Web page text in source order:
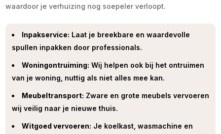
waardoor je verhuizing nog soepeler verloopt.
Inpakservice: Laat je breekbare en waardevolle
spullen inpakken door professionals.
Woningontruiming: Wij helpen ook bij het ontruimen
van je woning, nuttig als niet alles mee kan.
Meubeltransport: Zware en grote meubels vervoeren
wij veilig naar je nieuwe thuis.
Witgoed vervoeren: Je koelkast, wasmachine en